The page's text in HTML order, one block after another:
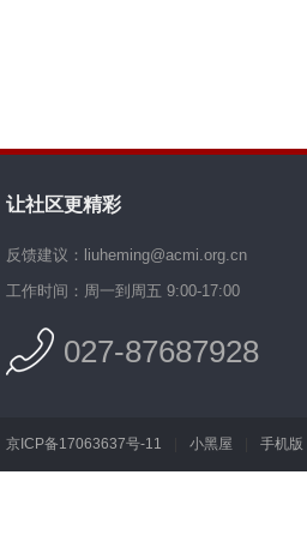
让社区更精彩
反馈建议：liuheming@acmi.org.cn
工作时间：周一到周五 9:00-17:00
027-87687928
京ICP备17063637号-11 小黑屋 手机版